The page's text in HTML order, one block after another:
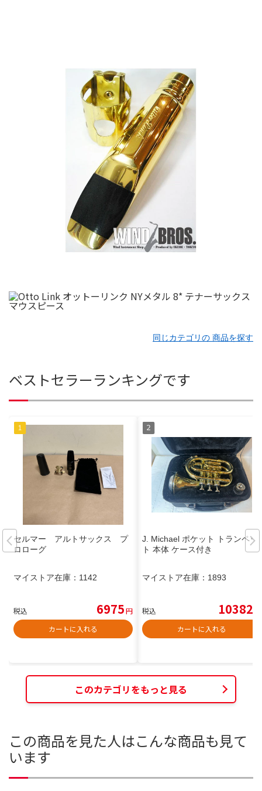
同じカテゴリの 商品を探す
ベストセラーランキングです
セルマー アルトサックス プ
ロローグ
マイストア在庫： 1142
税込 6975円
カートに入れる
J. Michael ポケット トランペッ
ト 本体 ケース付き
マイストア在庫： 1893
税込 10382
カートに入れる
このカテゴリをもっと見る
この商品を見た人はこんな商品も見て
います